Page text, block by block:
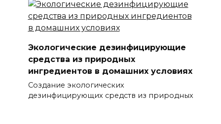
Экологические дезинфицирующие
средства из природных
ингредиентов в домашних условиях
Создание экологических
дезинфицирующих средств из природных